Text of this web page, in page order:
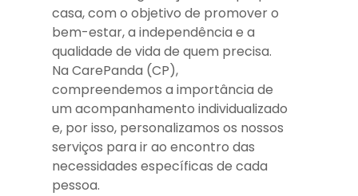
casa, com o objetivo de promover o
bem-estar, a independência e a
qualidade de vida de quem precisa.
Na CarePanda (CP),
compreendemos a importância de
um acompanhamento individualizado
e, por isso, personalizamos os nossos
serviços para ir ao encontro das
necessidades específicas de cada
pessoa.